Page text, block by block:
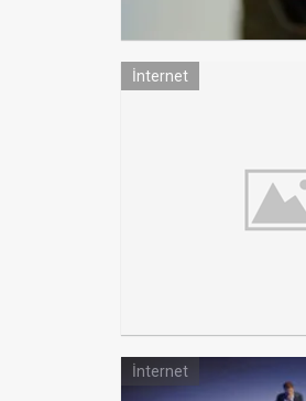
İnternet
İnternet